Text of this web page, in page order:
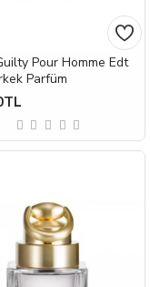
Pour Homme Edt
Parfüm